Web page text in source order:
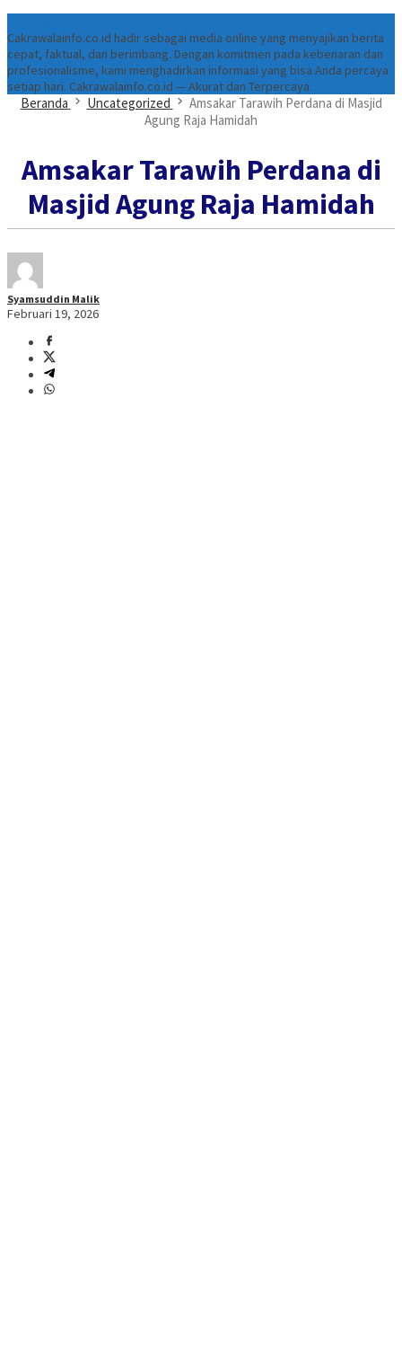
Cakrawalainfo.co.id hadir sebagai media online yang menyajikan berita
cepat, faktual, dan berimbang. Dengan komitmen pada kebenaran dan
profesionalisme, kami menghadirkan informasi yang bisa Anda percaya
setiap hari. Cakrawalainfo.co.id — Akurat dan Terpercaya.
Beranda Uncategorized
Amsakar Tarawih Perdana di Masjid
Agung Raja Hamidah
Amsakar Tarawih Perdana di
Masjid Agung Raja Hamidah
Syamsuddin Malik
Februari 19, 2026